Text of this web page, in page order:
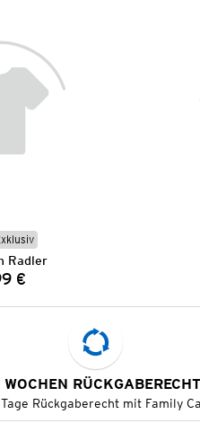
Radler
€
RÜCKGABERECHT
Rückgaberecht mit Family